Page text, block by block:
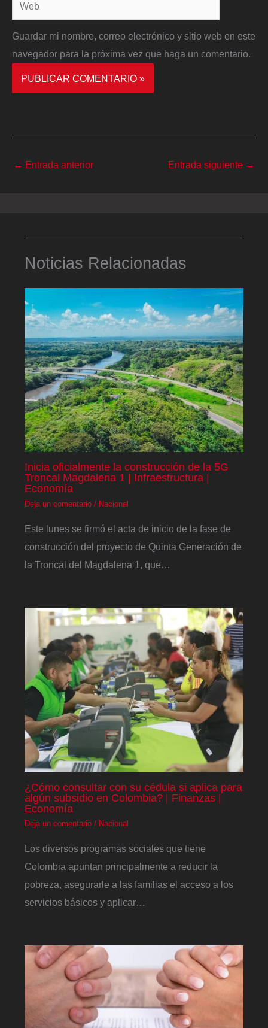
Guardar mi nombre, correo electrónico y sitio web en este
navegador para la próxima vez que haga un comentario.
← Entrada anterior Entrada siguiente →
Noticias Relacionadas
Inicia oficialmente la construcción de la 5G
Troncal Magdalena 1 | Infraestructura |
Economía
Deja un comentario / Nacional
Este lunes se firmó el acta de inicio de la fase de
construcción del proyecto de Quinta Generación de
la Troncal del Magdalena 1, que…
¿Cómo consultar con su cédula si aplica para
algún subsidio en Colombia? | Finanzas |
Economía
Deja un comentario / Nacional
Los diversos programas sociales que tiene
Colombia apuntan principalmente a reducir la
pobreza, asegurarle a las familias el acceso a los
servicios básicos y aplicar…